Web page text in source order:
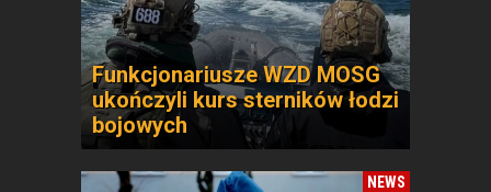
Funkcjonariusze WZD MOSG
ukończyli kurs sterników łodzi
bojowych
NEWS